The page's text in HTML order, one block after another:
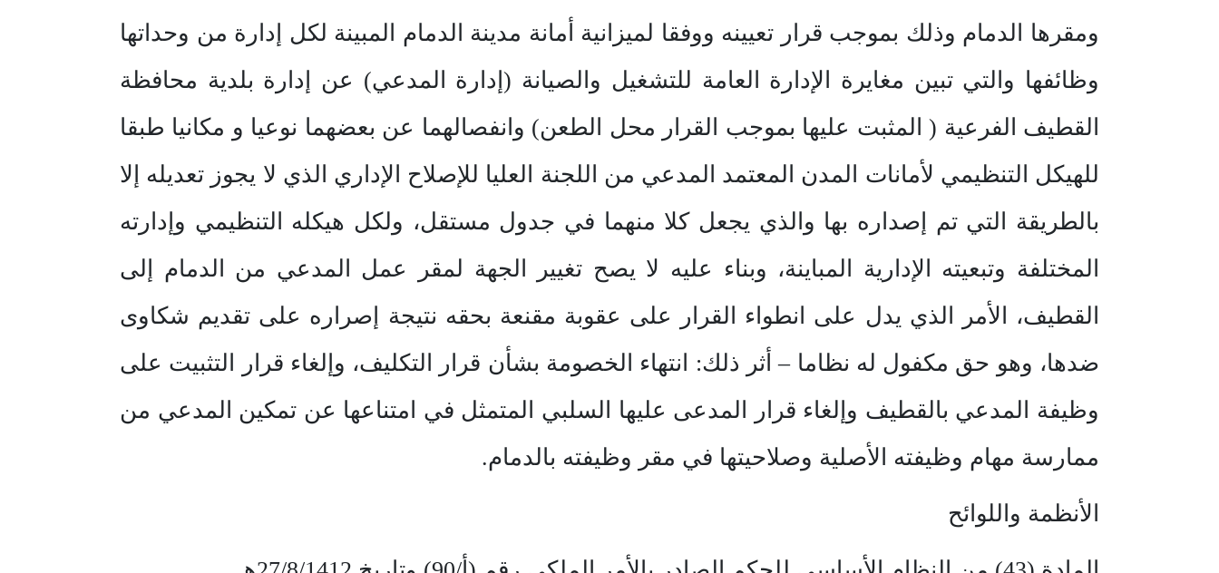
ومقرها الدمام وذلك بموجب قرار تعيينه ووفقا لميزانية أمانة مدينة الدمام المبينة لكل إدارة من وحداتها
وظائفها والتي تبين مغايرة الإدارة العامة للتشغيل والصيانة (إدارة المدعي) عن إدارة بلدية محافظة
القطيف الفرعية ( المثبت عليها بموجب القرار محل الطعن) وانفصالهما عن بعضهما نوعيا و مكانيا طبقا
للهيكل التنظيمي لأمانات المدن المعتمد المدعي من اللجنة العليا للإصلاح الإداري الذي لا يجوز تعديله إلا
بالطريقة التي تم إصداره بها والذي يجعل كلا منهما في جدول مستقل، ولكل هيكله التنظيمي وإدارته
المختلفة وتبعيته الإدارية المباينة، وبناء عليه لا يصح تغيير الجهة لمقر عمل المدعي من الدمام إلى
القطيف، الأمر الذي يدل على انطواء القرار على عقوبة مقنعة بحقه نتيجة إصراره على تقديم شكاوى
ضدها، وهو حق مكفول له نظاما – أثر ذلك: انتهاء الخصومة بشأن قرار التكليف، وإلغاء قرار التثبيت على
وظيفة المدعي بالقطيف وإلغاء قرار المدعى عليها السلبي المتمثل في امتناعها عن تمكين المدعي من
ممارسة مهام وظيفته الأصلية وصلاحيتها في مقر وظيفته بالدمام.
الأنظمة واللوائح